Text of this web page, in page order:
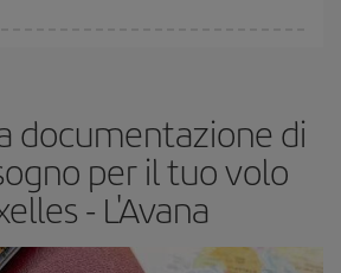
documentazione di
per il tuo volo
- L'Avana